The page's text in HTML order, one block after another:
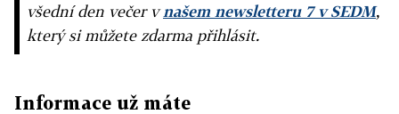
všední den večer vnašem newsletteru 7 v SEDM,
který si můžete zdarma přihlásit.
Informace už máte